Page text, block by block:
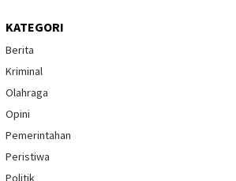
KATEGORI
Berita
Kriminal
Olahraga
Opini
Pemerintahan
Peristiwa
Politik